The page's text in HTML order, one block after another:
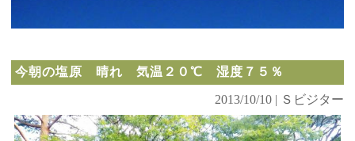
今朝の塩原 晴れ 気温２０℃ 湿度７５％
2013/10/10 | Ｓビジター